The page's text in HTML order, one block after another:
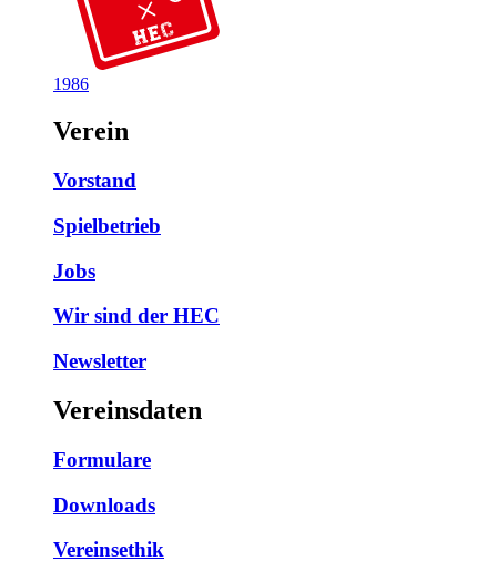
1986
Verein
Vorstand
Spielbetrieb
Jobs
Wir sind der HEC
Newsletter
Vereinsdaten
Formulare
Downloads
Vereinsethik